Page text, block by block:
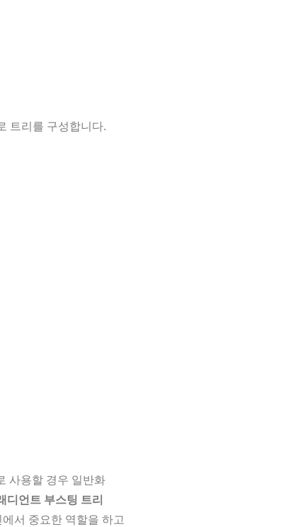
트리를 구성합니다.
사용할 경우 일반화
디언트 부스팅 트리
서 중요한 역할을 하고